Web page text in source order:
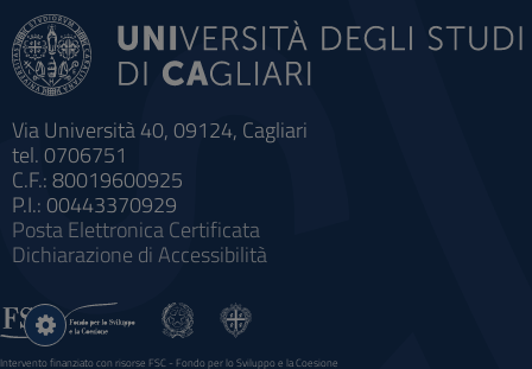
Via Università 40, 09124, Cagliari
tel. 0706751
C.F.: 80019600925
P.I.: 00443370929
Posta Elettronica Certificata
Dichiarazione di Accessibilità
Intervento finanziato con risorse FSC - Fondo per lo Sviluppo e la Coesione
Impostazioni
cookie